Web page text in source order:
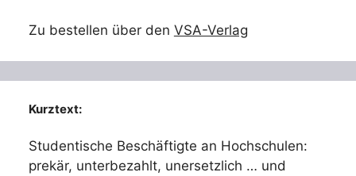
Zu bestellen über den VSA-Verlag
Kurztext:
Studentische Beschäftigte an Hochschulen:
prekär, unterbezahlt, unersetzlich … und